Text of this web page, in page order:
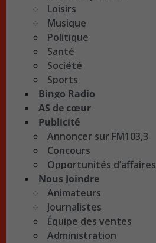
Loisirs
Musique
Politique
Santé
Société
Sports
Bingo Radio
AS de cœur
Publicité
Annoncer sur FM103,3
Concours
Opportunités d’affaires
Nous Joindre
Animateurs
Journalistes
Équipe des ventes
Administration